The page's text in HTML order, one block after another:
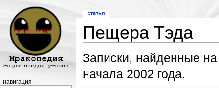
Пещера Тэда
Записки, найденные
начала 2002 года.
статья
навигация